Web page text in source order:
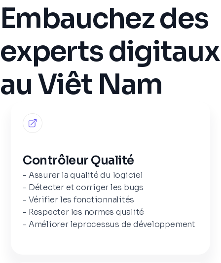
Embauchez des
experts digitaux
au Viêt Nam
Contrôleur Qualité
- Assurer la qualité du logiciel
- Détecter et corriger les bugs
- Vérifier les fonctionnalités
- Respecter les normes qualité
- Améliorer leprocessus de développement